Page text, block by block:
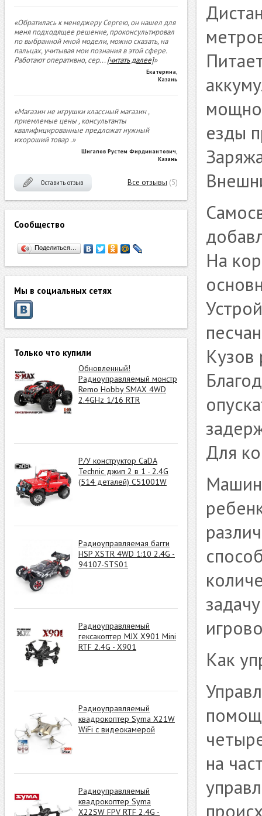
«Обратилась к менеджеру Сергею, он нашел для
меня подходящее решение, проконсультировал
по выбранной мной модели, можно сказать, на
пальцах, учитывая мои познания в этой сфере.
Работают оперативно, сер...[читать далее]»
Екатерина,
Казань
«Магазин не игрушки классный магазин ,
приемлемые цены , консультанты
квалифицированные предложат нужный
ихороший товар .»
Шигапов Рустем Фирдинантович,
Казань
Оставить отзыв Все отзывы (5)
Сообщество
Поделиться…
Мы в социальных сетях
Только что купили
Обновленный!
Радиоуправляемый монстр
Remo Hobby SMAX 4WD
2.4GHz 1/16 RTR
Р/У конструктор CaDA
Technic джип 2 в 1 - 2.4G
(514 деталей) C51001W
Радиоуправляемая багги
HSP XSTR 4WD 1:10 2.4G -
94107-STS01
Радиоуправляемый
гексакоптер MJX X901 Mini
RTF 2.4G - X901
Радиоуправляемый
квадрокоптер Syma X21W
WiFi c видеокамерой
Радиоуправляемый
квадрокоптер Syma
X22SW FPV RTF 2.4G -
езды
На
Кузов
Для
Как
на